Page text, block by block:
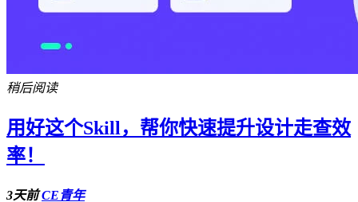
稍后阅读
用好这个Skill，帮你快速提升设计走查效
率！
3天前CE青年